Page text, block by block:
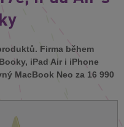
Firma během
iPad Air i iPhone
MacBook Neo za 16 990